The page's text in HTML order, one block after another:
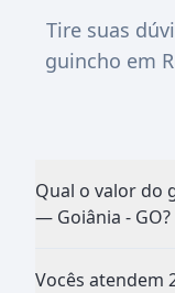
Tire suas
guincho em
Qual o valor do
— Goiânia - GO?
Vocês atendem